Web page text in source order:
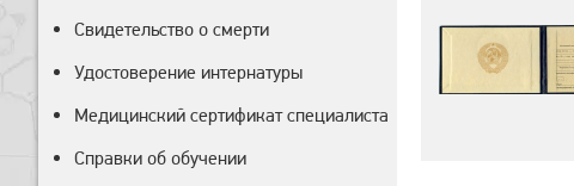
Свидетельство о смерти
Удостоверение интернатуры
Медицинский сертификат специалиста
Справки об обучении